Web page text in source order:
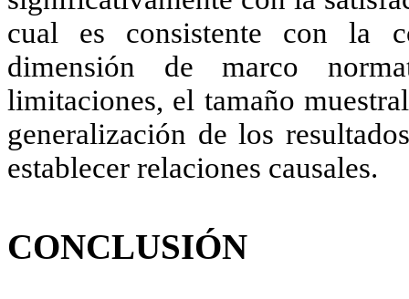
cual es consistente con la
dimensión de marco
limitaciones, el tamaño
generalización de los
establecer relaciones causales.
CONCLUSIÓN